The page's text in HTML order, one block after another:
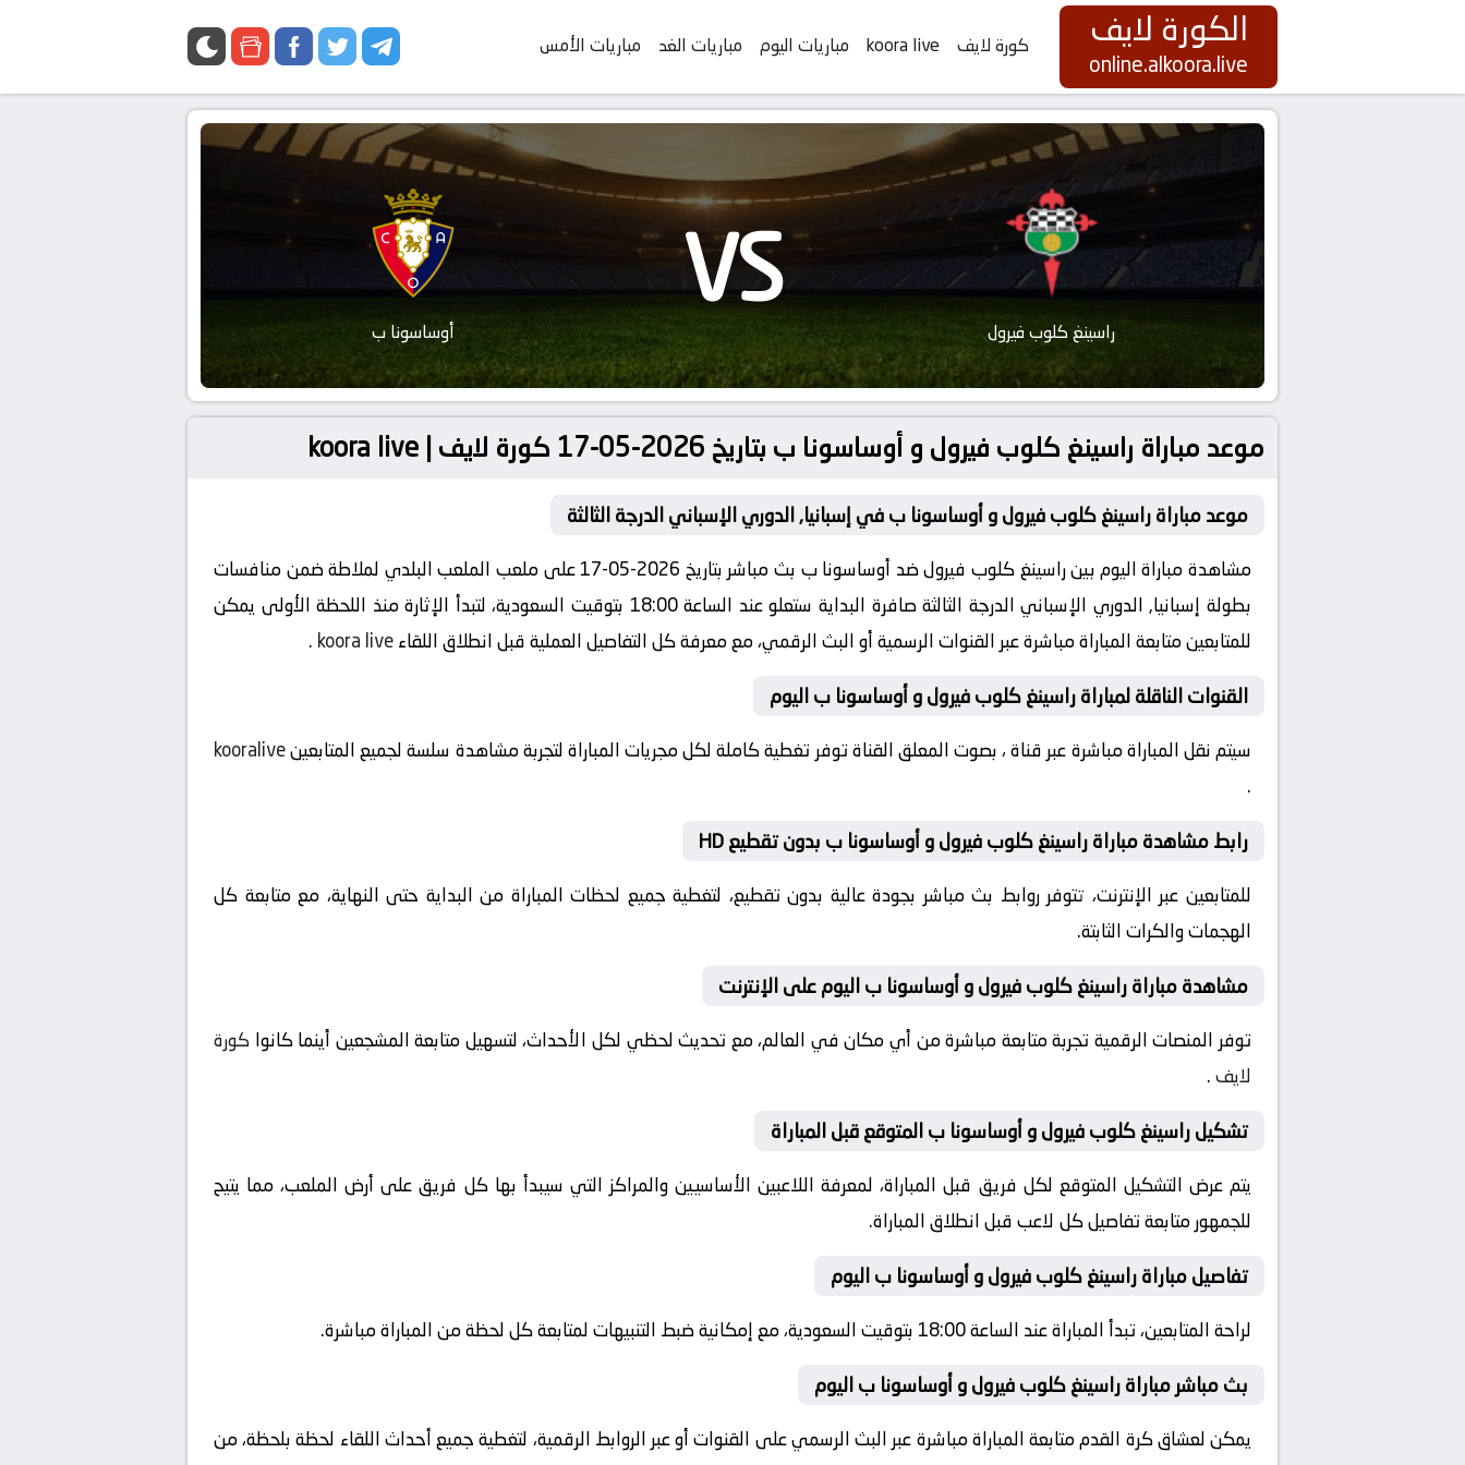
الكورة لايف
online.alkoora.live
كورة لايف koora live مباريات اليوم مباريات الغد مباريات الأمس
راسينغ كلوب فيرول VS أوساسونا ب
موعد مباراة راسينغ كلوب فيرول و أوساسونا ب بتاريخ 2026-05-17 كورة لايف | koora live
موعد مباراة راسينغ كلوب فيرول و أوساسونا ب في إسبانيا, الدوري الإسباني الدرجة الثالثة
مشاهدة مباراة اليوم بين راسينغ كلوب فيرول ضد أوساسونا ب بث مباشر بتاريخ 2026-05-17 على ملعب الملعب البلدي لملاطة ضمن منافسات
بطولة إسبانيا, الدوري الإسباني الدرجة الثالثة صافرة البداية ستعلو عند الساعة 18:00 بتوقيت السعودية، لتبدأ الإثارة منذ اللحظة الأولى يمكن
للمتابعين متابعة المباراة مباشرة عبر القنوات الرسمية أو البث الرقمي، مع معرفة كل التفاصيل العملية قبل انطلاق اللقاءkoora live
.
القنوات الناقلة لمباراة راسينغ كلوب فيرول و أوساسونا ب اليوم
سيتم نقل المباراة مباشرة عبر قناة ، بصوت المعلق القناة توفر تغطية كاملة لكل مجريات المباراة لتجربة مشاهدة سلسة لجميع المتابعينkooralive
.
رابط مشاهدة مباراة راسينغ كلوب فيرول و أوساسونا ب بدون تقطيع HD
للمتابعين عبر الإنترنت، تتوفر روابط بث مباشر بجودة عالية بدون تقطيع، لتغطية جميع لحظات المباراة من البداية حتى النهاية، مع متابعة كل
الهجمات والكرات الثابتة.
مشاهدة مباراة راسينغ كلوب فيرول و أوساسونا ب اليوم على الإنترنت
توفر المنصات الرقمية تجربة متابعة مباشرة من أي مكان في العالم، مع تحديث لحظي لكل الأحداث، لتسهيل متابعة المشجعين أينما كانوا كورة
لايف.
تشكيل راسينغ كلوب فيرول و أوساسونا ب المتوقع قبل المباراة
يتم عرض التشكيل المتوقع لكل فريق قبل المباراة، لمعرفة اللاعبين الأساسيين والمراكز التي سيبدأ بها كل فريق على أرض الملعب، مما يتيح
للجمهور متابعة تفاصيل كل لاعب قبل انطلاق المباراة.
تفاصيل مباراة راسينغ كلوب فيرول و أوساسونا ب اليوم
لراحة المتابعين، تبدأ المباراة عند الساعة 18:00 بتوقيت السعودية، مع إمكانية ضبط التنبيهات لمتابعة كل لحظة من المباراة مباشرة.
بث مباشر مباراة راسينغ كلوب فيرول و أوساسونا ب اليوم
يمكن لعشاق كرة القدم متابعة المباراة مباشرة عبر البث الرسمي على القنوات أو عبر الروابط الرقمية، لتغطية جميع أحداث اللقاء لحظة بلحظة، من